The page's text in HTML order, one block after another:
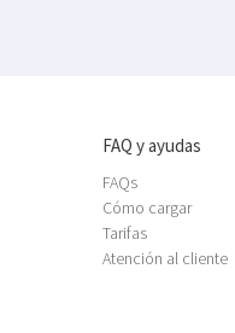
FAQ y ayudas
FAQs
Cómo cargar
Tarifas
Atención al cliente